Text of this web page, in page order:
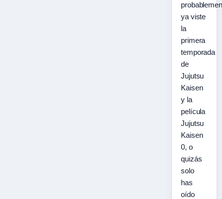
ya viste
la
primera
temporada
de
Jujutsu
Kaisen
y la
película
Jujutsu
Kaisen
0, o
quizás
solo
has
oído